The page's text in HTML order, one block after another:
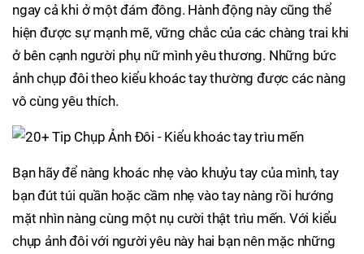
ngay cả khi ở một đám đông. Hành động này cũng thể
hiện được sự mạnh mẽ, vững chắc của các chàng trai khi
ở bên cạnh người phụ nữ mình yêu thương. Những bức
ảnh chụp đôi theo kiểu khoác tay thường được các nàng
vô cùng yêu thích.
Bạn hãy để nàng khoác nhẹ vào khuỷu tay của mình, tay
bạn đút túi quần hoặc cầm nhẹ vào tay nàng rồi hướng
mặt nhìn nàng cùng một nụ cười thật trìu mến. Với kiểu
chụp ảnh đôi với người yêu này hai bạn nên mặc những